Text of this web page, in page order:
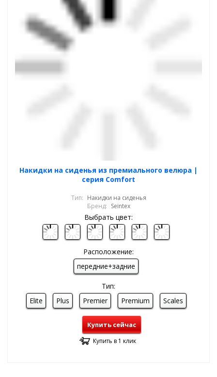
Накидки на сиденья из премиального велюра |
серия Comfort
Тип: Накидки на сиденья
Бренд: Seintex
Выбрать цвет:
Расположение:
передние+задние
Тип:
Elite
Plus Premier Premium Scales
Купить сейчас
Купить в 1 клик